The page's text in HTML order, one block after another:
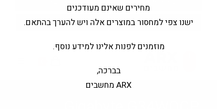
מחירים שאינם מעודכנים
ישנו צפי למחסור במוצרים אלה ויש להערך בהתאם.
מוזמנים לפנות אלינו למידע נוסף.
בברכה,
ARX מחשבים